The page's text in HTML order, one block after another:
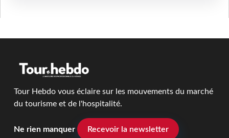
Tour Hebdo vous éclaire sur les mouvements du marché
du tourisme et de l'hospitalité.
Ne rien manquer Recevoir la newsletter